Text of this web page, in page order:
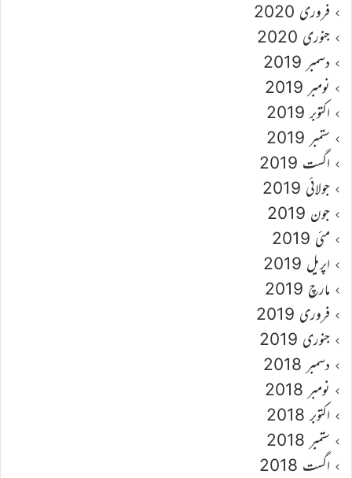
فروری 2020
جنوری 2020
دسمبر 2019
نومبر 2019
اکتوبر 2019
ستمبر 2019
اگست 2019
جولائی 2019
جون 2019
مئی 2019
اپریل 2019
مارچ 2019
فروری 2019
جنوری 2019
دسمبر 2018
نومبر 2018
اکتوبر 2018
ستمبر 2018
اگست 2018